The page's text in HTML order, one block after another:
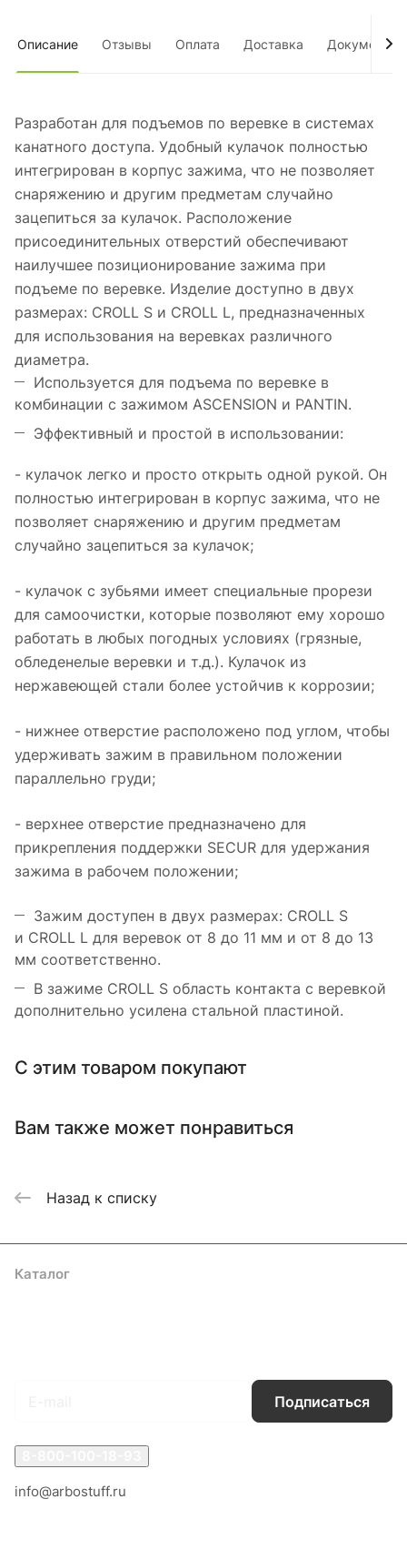
Описание Отзывы Оплата Доставка Документы
Разработан для подъемов по веревке в системах
канатного доступа. Удобный кулачок полностью
интегрирован в корпус зажима, что не позволяет
снаряжению и другим предметам случайно
зацепиться за кулачок. Расположение
присоединительных отверстий обеспечивают
наилучшее позиционирование зажима при
подъеме по веревке. Изделие доступно в двух
размерах: CROLL S и CROLL L, предназначенных
для использования на веревках различного
диаметра.
Используется для подъема по веревке в
комбинации с зажимом ASCENSION и PANTIN.
Эффективный и простой в использовании:
- кулачок легко и просто открыть одной рукой. Он
полностью интегрирован в корпус зажима, что не
позволяет снаряжению и другим предметам
случайно зацепиться за кулачок;
- кулачок с зубьями имеет специальные прорези
для самоочистки, которые позволяют ему хорошо
работать в любых погодных условиях (грязные,
обледенелые веревки и т.д.). Кулачок из
нержавеющей стали более устойчив к коррозии;
- нижнее отверстие расположено под углом, чтобы
удерживать зажим в правильном положении
параллельно груди;
- верхнее отверстие предназначено для
прикрепления поддержки SECUR для удержания
зажима в рабочем положении;
Зажим доступен в двух размерах: CROLL S
и CROLL L для веревок от 8 до 11 мм и от 8 до 13
мм соответственно.
В зажиме CROLL S область контакта с веревкой
дополнительно усилена стальной пластиной.
С этим товаром покупают
Вам также может понравиться
Назад к списку
Каталог
Подписаться
info@arbostuff.ru